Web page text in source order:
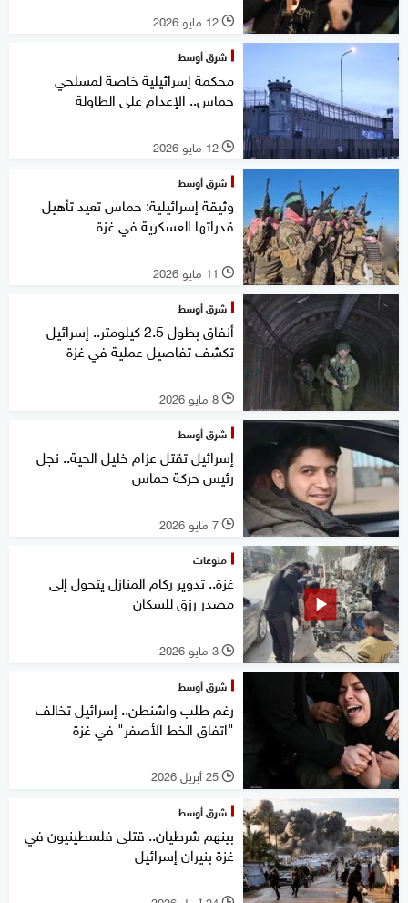
l 12 مايو 2026
شرق أوسط
محكمة إسرائيلية خاصة لمسلحي
حماس.. الإعدام على الطاولة
l 12 مايو 2026
شرق أوسط
وثيقة إسرائيلية: حماس تعيد تأهيل
قدراتها العسكرية في غزة
l 11 مايو 2026
شرق أوسط
أنفاق بطول 2.5 كيلومتر.. إسرائيل
تكشف تفاصيل عملية في غزة
l 8 مايو 2026
شرق أوسط
إسرائيل تقتل عزام خليل الحية.. نجل
رئيس حركة حماس
l 7 مايو 2026
منوعات
غزة.. تدوير ركام المنازل يتحول إلى
مصدر رزق للسكان
l 3 مايو 2026
شرق أوسط
رغم طلب واشنطن.. إسرائيل تخالف
"اتفاق الخط الأصفر" في غزة
l 25 أبريل 2026
شرق أوسط
بينهم شرطيان.. قتلى فلسطينيون في
غزة بنيران إسرائيل